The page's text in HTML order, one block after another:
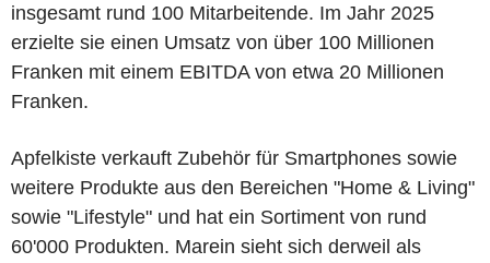
insgesamt rund 100 Mitarbeitende. Im Jahr 2025
erzielte sie einen Umsatz von über 100 Millionen
Franken mit einem EBITDA von etwa 20 Millionen
Franken.
Apfelkiste verkauft Zubehör für Smartphones sowie
weitere Produkte aus den Bereichen "Home & Living"
sowie "Lifestyle" und hat ein Sortiment von rund
60'000 Produkten. Marein sieht sich derweil als